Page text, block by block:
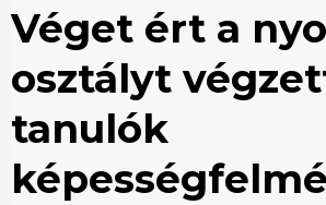
Véget ért a
osztályt
tanulók